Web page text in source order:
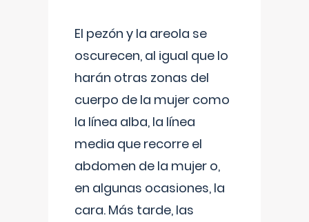
El pezón y la areola se
oscurecen, al igual que lo
harán otras zonas del
cuerpo de la mujer como
la línea alba, la línea
media que recorre el
abdomen de la mujer o,
en algunas ocasiones, la
cara. Más tarde, las